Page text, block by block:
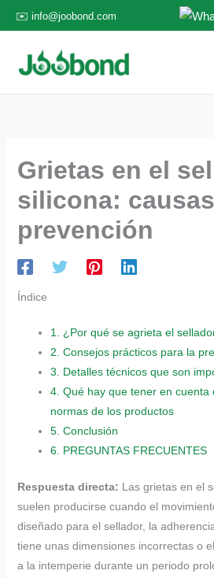
al
contenido
✉️ info@joobond.com
Grietas en el
silicona:
prevención
Índice
1. ¿Por qué se agrieta el
2. Consejos prácticos para la
3. Detalles técnicos que son
4. Qué hay que tener en cuenta
normas de los productos
5. Conclusión
6. PREGUNTAS FRECUENTES
Respuesta directa: Las grietas en el
suelen producirse cuando el
diseñado para el sellador, la
tiene unas dimensiones incorrectas o
a la intemperie durante un periodo